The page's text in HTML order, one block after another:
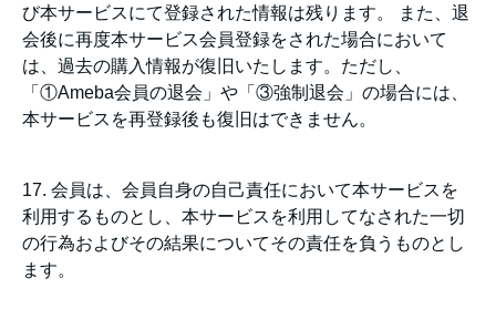
び本サービスにて登録された情報は残ります。 また、退
会後に再度本サービス会員登録をされた場合において
は、過去の購入情報が復旧いたします。ただし、
「①Ameba会員の退会」や「③強制退会」の場合には、
本サービスを再登録後も復旧はできません。
17. 会員は、会員自身の自己責任において本サービスを
利用するものとし、本サービスを利用してなされた一切
の行為およびその結果についてその責任を負うものとし
ます。